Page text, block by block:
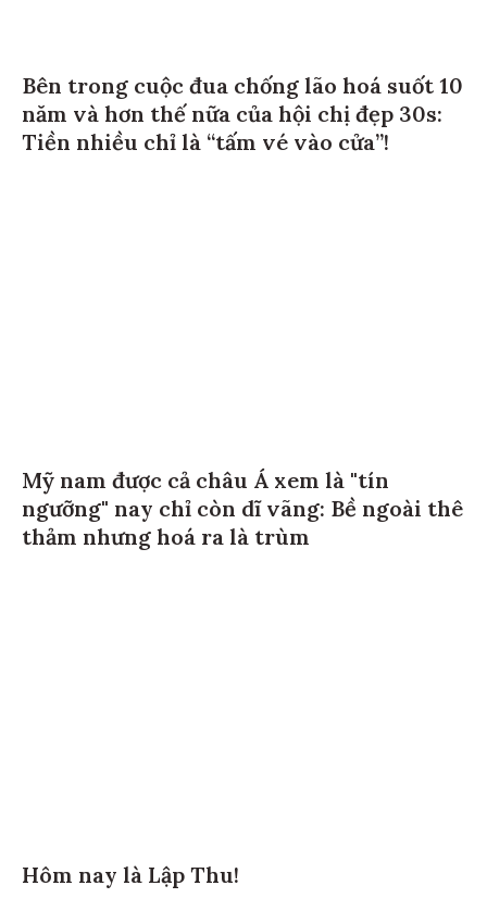
Bên trong cuộc đua chống lão hoá suốt 10
năm và hơn thế nữa của hội chị đẹp 30s:
Tiền nhiều chỉ là “tấm vé vào cửa”!
Mỹ nam được cả châu Á xem là "tín
ngưỡng" nay chỉ còn dĩ vãng: Bề ngoài thê
thảm nhưng hoá ra là trùm
Hôm nay là Lập Thu!